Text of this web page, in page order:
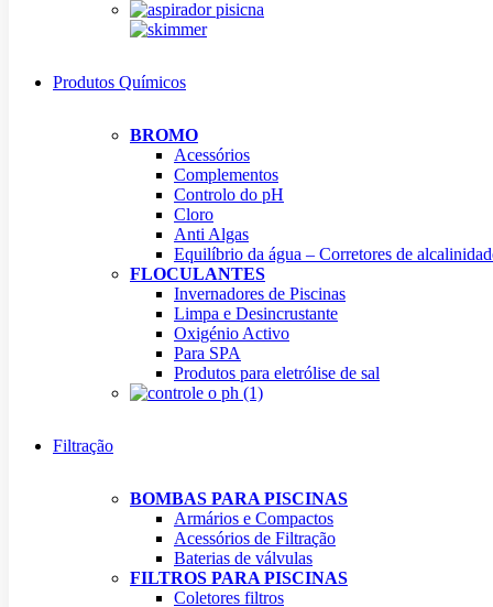
Produtos Químicos
BROMO
Acessórios
Complementos
Controlo do pH
Cloro
Anti Algas
Equilíbrio da água – Corretores de
FLOCULANTES
Invernadores de Piscinas
Limpa e Desincrustante
Oxigénio Activo
Para SPA
Produtos para eletrólise de sal
Filtração
BOMBAS PARA PISCINAS
Armários e Compactos
Acessórios de Filtração
Baterias de válvulas
FILTROS PARA PISCINAS
Coletores filtros